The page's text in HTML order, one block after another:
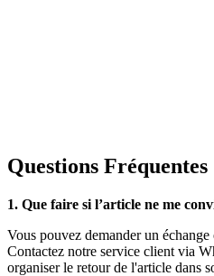
Questions Fréquentes
1. Que faire si l’article ne me
Vous pouvez demander un
Contactez notre service client via
organiser le retour de l'article dans